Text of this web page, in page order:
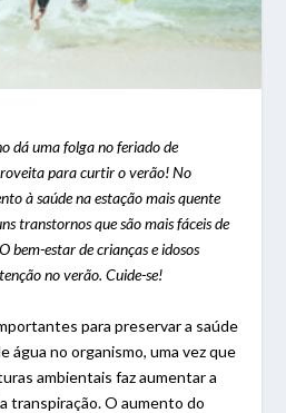
dá uma folga no feriado de
para curtir o verão! No
à saúde na estação mais quente
transtornos que são mais fáceis de
bem-estar de crianças e idosos
no verão. Cuide-se!
para preservar a saúde
água no organismo, uma vez que
ambientais faz aumentar a
transpiração. O aumento do